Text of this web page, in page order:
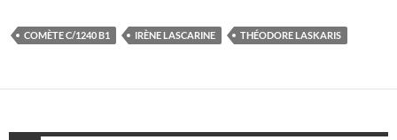
COMÈTE C/1240 B1 IRÈNE LASCARINE THÉODORE LASKARIS